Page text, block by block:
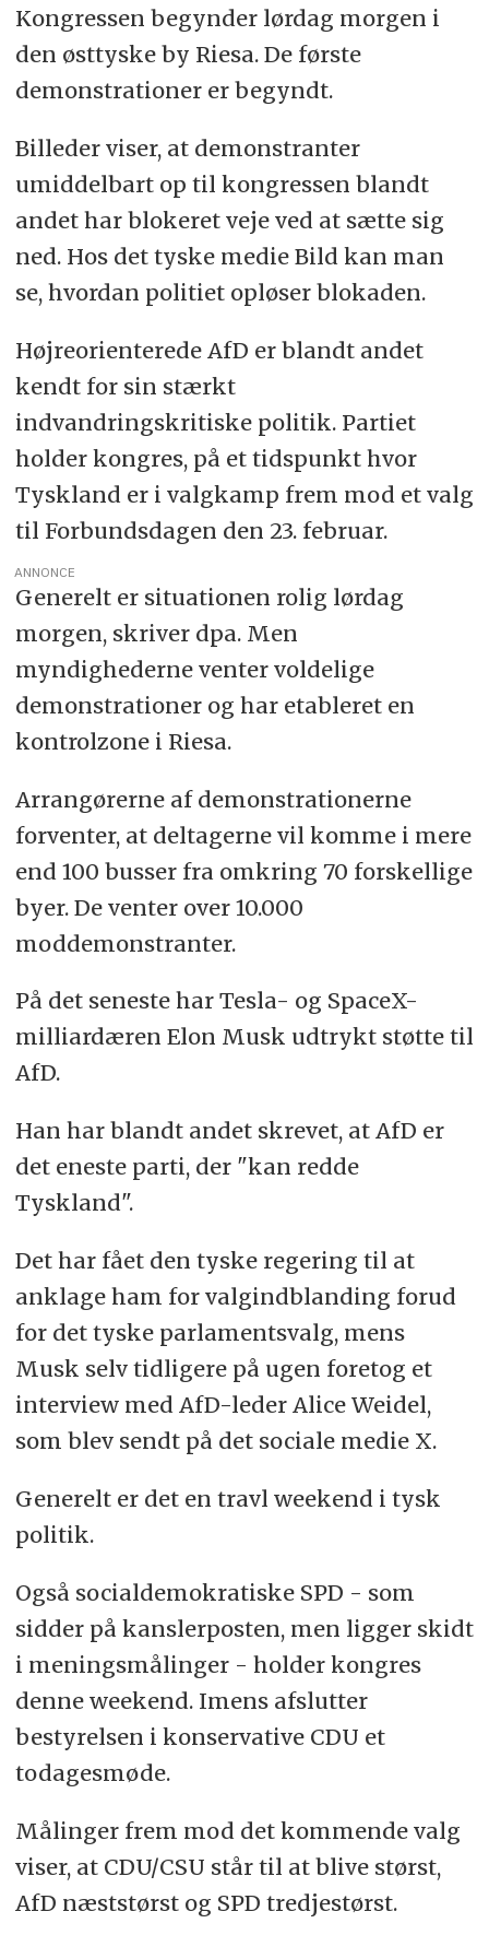
Kongressen begynder lørdag morgen i
den østtyske by Riesa. De første
demonstrationer er begyndt.
Billeder viser, at demonstranter
umiddelbart op til kongressen blandt
andet har blokeret veje ved at sætte sig
ned. Hos det tyske medie Bild kan man
se, hvordan politiet opløser blokaden.
Højreorienterede AfD er blandt andet
kendt for sin stærkt
indvandringskritiske politik. Partiet
holder kongres, på et tidspunkt hvor
Tyskland er i valgkamp frem mod et valg
til Forbundsdagen den 23. februar.
ANNONCE
Generelt er situationen rolig lørdag
morgen, skriver dpa. Men
myndighederne venter voldelige
demonstrationer og har etableret en
kontrolzone i Riesa.
Arrangørerne af demonstrationerne
forventer, at deltagerne vil komme i mere
end 100 busser fra omkring 70 forskellige
byer. De venter over 10.000
moddemonstranter.
På det seneste har Tesla- og SpaceX-
milliardæren Elon Musk udtrykt støtte til
AfD.
Han har blandt andet skrevet, at AfD er
det eneste parti, der "kan redde
Tyskland".
Det har fået den tyske regering til at
anklage ham for valgindblanding forud
for det tyske parlamentsvalg, mens
Musk selv tidligere på ugen foretog et
interview med AfD-leder Alice Weidel,
som blev sendt på det sociale medie X.
Generelt er det en travl weekend i tysk
politik.
Også socialdemokratiske SPD - som
sidder på kanslerposten, men ligger skidt
i meningsmålinger - holder kongres
denne weekend. Imens afslutter
bestyrelsen i konservative CDU et
todagesmøde.
Målinger frem mod det kommende valg
viser, at CDU/CSU står til at blive størst,
AfD næststørst og SPD tredjestørst.